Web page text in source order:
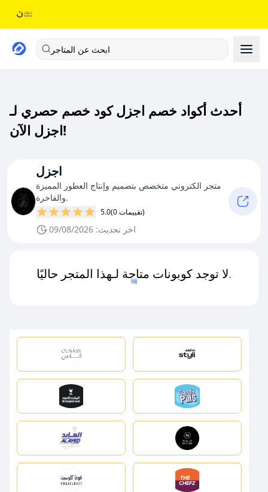
ابحث عن المتاجر
أحدث أكواد خصم اجزل كود خصم حصري لـ
اجزل الآن!
اجزل
متجر الكتروني متخصص بتصميم وإنتاج العطور المميزة
والفاخرة.
5.0 (0 تقييمات)
اخر تحديث: 09/08/2026
لا توجد كوبونات متاحة لـهذا المتجر حاليًا.